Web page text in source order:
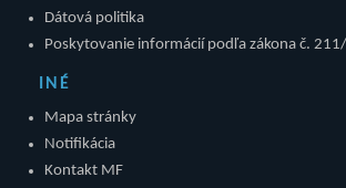
Dátová politika
Poskytovanie informácií podľa zákona č.
INÉ
Mapa stránky
Notifikácia
Kontakt MF